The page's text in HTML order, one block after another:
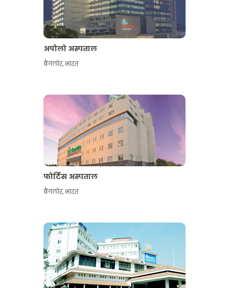
अपोलो अस्पताल
बैंगलोर,भारत
फोर्टिस अस्पताल
बैंगलोर,भारत